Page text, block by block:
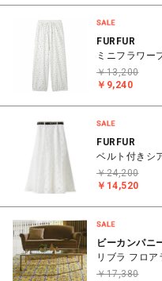
FURFUR
ミニフラワー
￥9,240
￥13,200
FURFUR
ベルト付きシ
￥14,520
￥24,200
ビーカンパニ
リブラ フロ
￥17,380